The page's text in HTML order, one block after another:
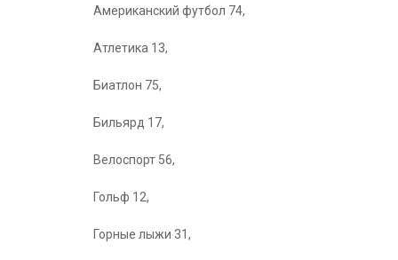
Американский футбол 74,
Атлетика 13,
Биатлон 75,
Бильярд 17,
Велоспорт 56,
Гольф 12,
Горные лыжи 31,